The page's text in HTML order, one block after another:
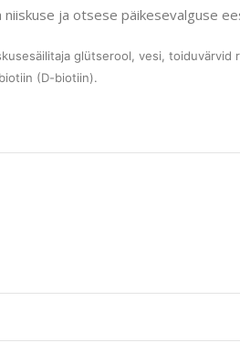
ja otsese päikesevalguse
glütserool, vesi,
(D-biotiin).